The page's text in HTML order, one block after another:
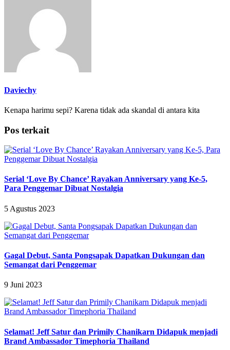
Daviechy
Kenapa harimu sepi? Karena tidak ada skandal di antara kita
Pos terkait
Serial ‘Love By Chance’ Rayakan Anniversary yang Ke-5,
Para Penggemar Dibuat Nostalgia
5 Agustus 2023
Gagal Debut, Santa Pongsapak Dapatkan Dukungan dan
Semangat dari Penggemar
9 Juni 2023
Selamat! Jeff Satur dan Primily Chanikarn Didapuk menjadi
Brand Ambassador Timephoria Thailand